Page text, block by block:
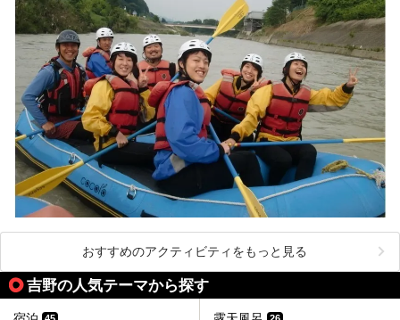
おすすめのアクティビティをもっと見る
吉野の人気テーマから探す